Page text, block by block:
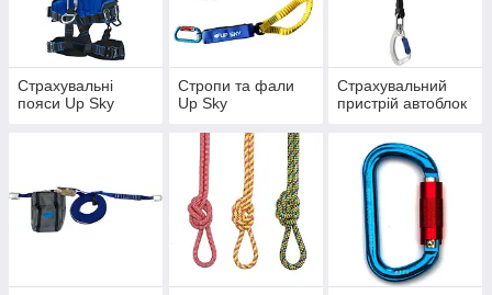
Страхувальні
пояси Up Sky
Стропи та фали
Up Sky
Страхувальний
пристрій автоблок